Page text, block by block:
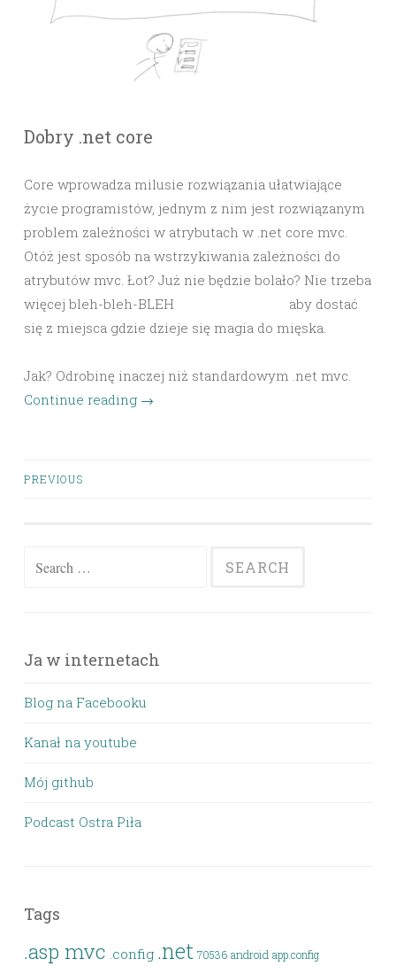
Dobry .net core
Core wprowadza milusie rozwiązania ułatwiające
życie programistów, jednym z nim jest rozwiązanym
problem zależności w atrybutach w .net core mvc.
Otóż jest sposób na wstrzykiwania zależności do
atrybutów mvc. Łot? Już nie będzie bolało? Nie trzeba
więcej bleh-bleh-BLEH
aby dostać
się z miejsca gdzie dzieje się magia do mięska.
Jak? Odrobinę inaczej niż standardowym .net mvc.
Continue reading →
Posts
PREVIOUS
Search
Ja w internetach
Blog na Facebooku
Kanał na youtube
Mój github
Podcast Ostra Piła
Tags
.asp mvc .config .net 70536 android app.config